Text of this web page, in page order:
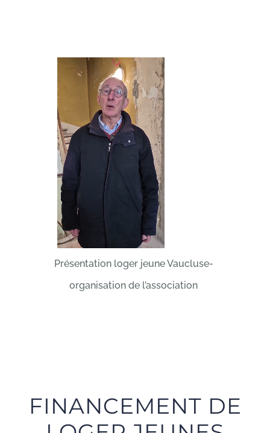
Présentation loger jeune Vaucluse-
organisation de l’association
FINANCEMENT DE